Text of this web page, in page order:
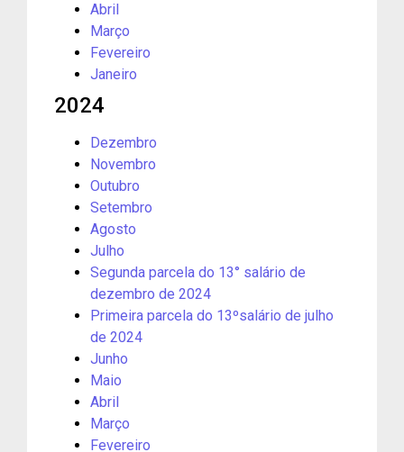
Abril
Março
Fevereiro
Janeiro
2024
Dezembro
Novembro
Outubro
Setembro
Agosto
Julho
Segunda parcela do 13° salário de
dezembro de 2024
Primeira parcela do 13ºsalário de julho
de 2024
Junho
Maio
Abril
Março
Fevereiro